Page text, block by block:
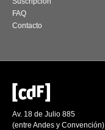
FAQ
Contacto
Av. 18 de Julio 885
(entre Andes y Convención)